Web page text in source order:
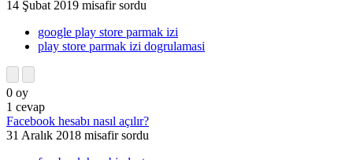
14 Şubat 2019 misafir sordu
google play store parmak izi
play store parmak izi dogrulamasi
0 oy
1 cevap
Facebook hesabı nasıl açılır?
31 Aralık 2018 misafir sordu